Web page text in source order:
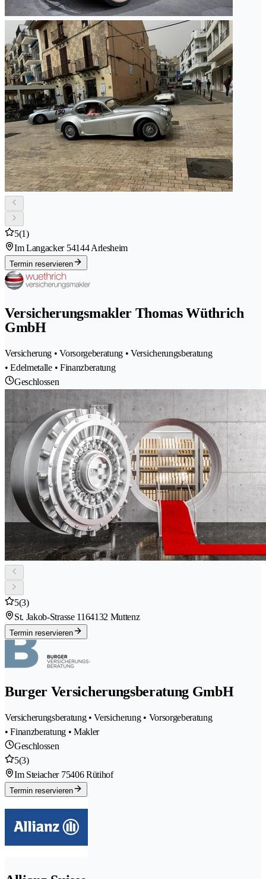
5(1)
Im Langacker 54144 Arlesheim
Termin reservieren
Versicherungsmakler Thomas Wüthrich
GmbH
Versicherung • Vorsorgeberatung • Versicherungsberatung
• Edelmetalle • Finanzberatung
Geschlossen
5(3)
St. Jakob-Strasse 1164132 Muttenz
Termin reservieren
Burger Versicherungsberatung GmbH
Versicherungsberatung • Versicherung • Vorsorgeberatung
• Finanzberatung • Makler
Geschlossen
5(3)
Im Steiacher 75406 Rütihof
Termin reservieren